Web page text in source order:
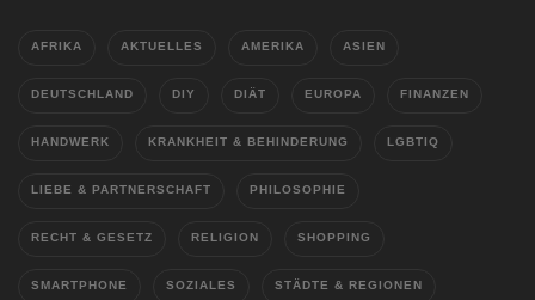
AFRIKA AKTUELLES AMERIKA ASIEN
DEUTSCHLAND DIY DIÄT EUROPA FINANZEN
HANDWERK KRANKHEIT & BEHINDERUNG LGBTIQ
LIEBE & PARTNERSCHAFT PHILOSOPHIE
RECHT & GESETZ RELIGION SHOPPING
SMARTPHONE SOZIALES STÄDTE & REGIONEN